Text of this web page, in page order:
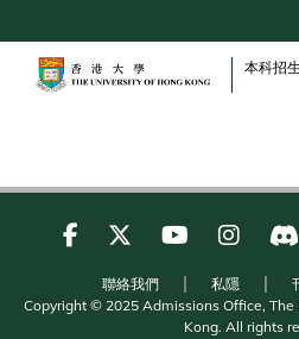
to
content
本科招生
聯絡我們 私隱
Copyright © 2025 Admissions Office,
Kong. All rights